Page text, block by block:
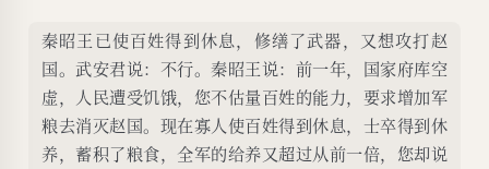
秦昭王已使百姓得到休息，修缮了武器，又想攻打赵
国。武安君说：不行。秦昭王说：前一年，国家府库空
虚，人民遭受饥饿，您不估量百姓的能力，要求增加军
粮去消灭赵国。现在寡人使百姓得到休息，士卒得到休
养，蓄积了粮食，全军的给养又超过从前一倍，您却说